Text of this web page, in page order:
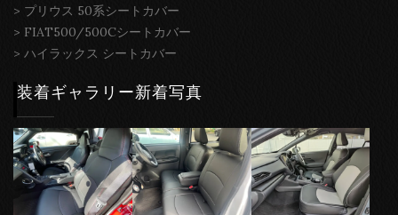
> プリウス 50系シートカバー
> FIAT500/500Cシートカバー
> ハイラックス シートカバー
装着ギャラリー新着写真